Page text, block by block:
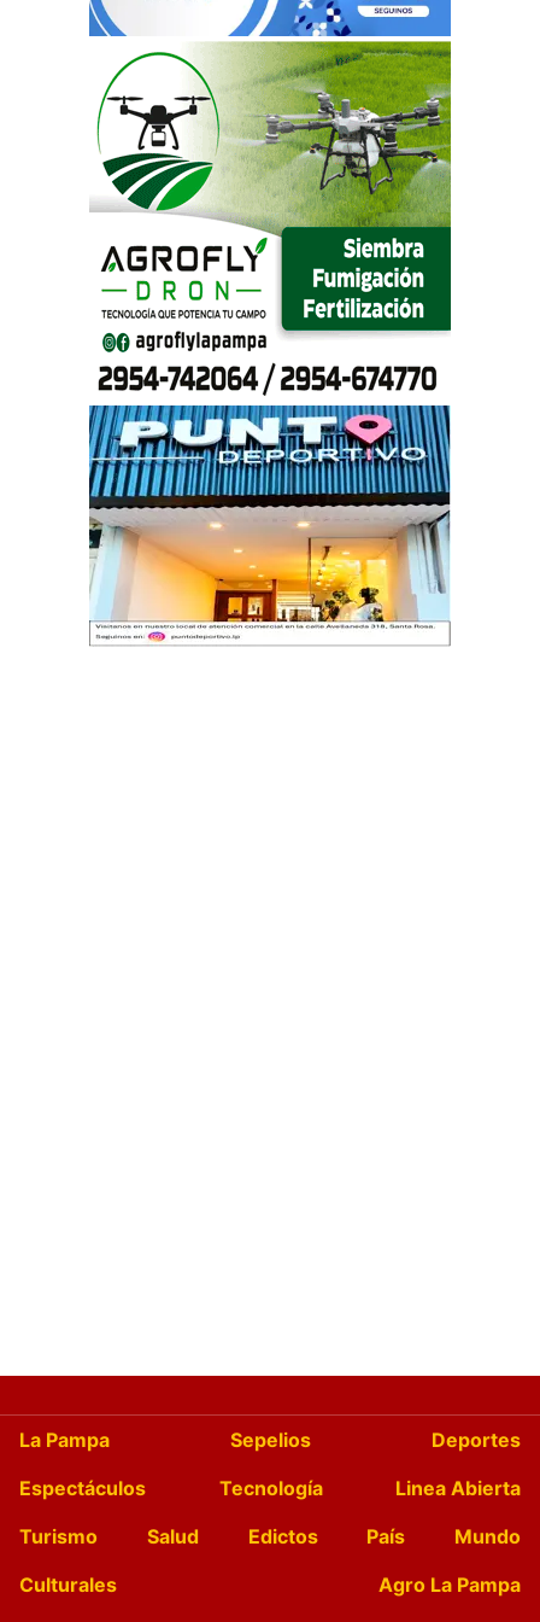
La Pampa Sepelios
Deportes
Espectáculos
Tecnología
Linea Abierta
Turismo
Salud Edictos País
Mundo
Culturales
Agro La Pampa